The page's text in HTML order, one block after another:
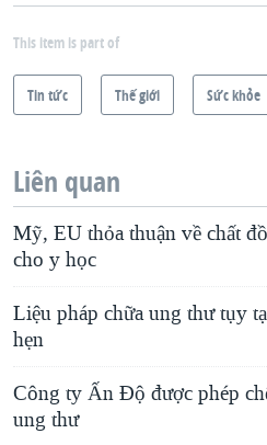
This item is part of
Tin tức Thế giới Sức khỏe
Liên quan
Mỹ, EU thỏa thuận về chất
cho y học
Liệu pháp chữa ung thư tụy
hẹn
Công ty Ấn Độ được phép
ung thư